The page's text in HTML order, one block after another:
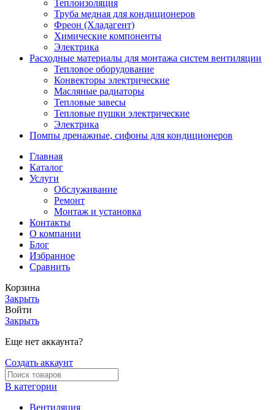
Теплоизоляция
Труба медная для кондиционеров
Фреон (Хладагент)
Химические компоненты
Электрика
Расходные материалы для монтажа систем вентиляции
Тепловое оборудование
Конвекторы электрические
Масляные радиаторы
Тепловые завесы
Тепловые пушки электрические
Электрика
Помпы дренажные, сифоны для кондиционеров
Главная
Каталог
Услуги
Обслуживание
Ремонт
Монтаж и установка
Контакты
О компании
Блог
Избранное
Сравнить
Корзина
Закрыть
Войти
Закрыть
Еще нет аккаунта?
Создать аккаунт
В категории
Вентиляция